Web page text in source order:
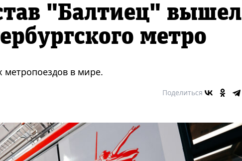
"Балтиец" вышел
метро
в мире.
Поделиться